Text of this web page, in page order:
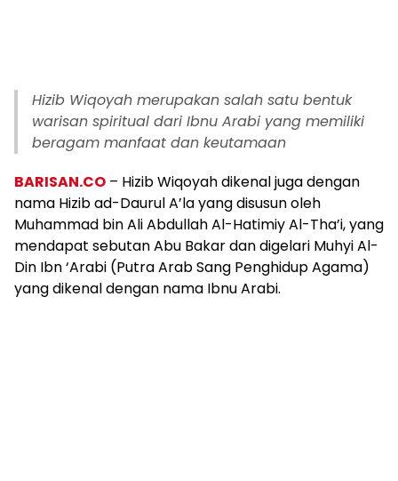
Hizib Wiqoyah merupakan salah satu bentuk
warisan spiritual dari Ibnu Arabi yang memiliki
beragam manfaat dan keutamaan
BARISAN.CO – Hizib Wiqoyah dikenal juga dengan
nama Hizib ad-Daurul A’la yang disusun oleh
Muhammad bin Ali Abdullah Al-Hatimiy Al-Tha’i, yang
mendapat sebutan Abu Bakar dan digelari Muhyi Al-
Din Ibn ‘Arabi (Putra Arab Sang Penghidup Agama)
yang dikenal dengan nama Ibnu Arabi.